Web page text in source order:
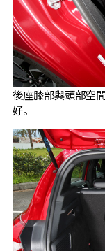
後座膝部與頭部空
好。